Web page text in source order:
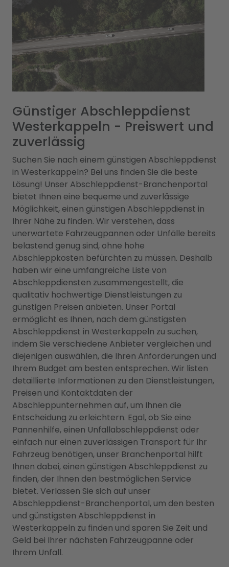
Günstiger Abschleppdienst
Westerkappeln - Preiswert und
zuverlässig
Suchen Sie nach einem günstigen Abschleppdienst
in Westerkappeln? Bei uns finden Sie die beste
Lösung! Unser Abschleppdienst-Branchenportal
bietet Ihnen eine bequeme und zuverlässige
Möglichkeit, einen günstigen Abschleppdienst in
Ihrer Nähe zu finden. Wir verstehen, dass
unerwartete Fahrzeugpannen oder Unfälle bereits
belastend genug sind, ohne hohe
Abschleppkosten befürchten zu müssen. Deshalb
haben wir eine umfangreiche Liste von
Abschleppdiensten zusammengestellt, die
qualitativ hochwertige Dienstleistungen zu
günstigen Preisen anbieten. Unser Portal
ermöglicht es Ihnen, nach dem günstigsten
Abschleppdienst in Westerkappeln zu suchen,
indem Sie verschiedene Anbieter vergleichen und
diejenigen auswählen, die Ihren Anforderungen und
Ihrem Budget am besten entsprechen. Wir listen
detaillierte Informationen zu den Dienstleistungen,
Preisen und Kontaktdaten der
Abschleppunternehmen auf, um Ihnen die
Entscheidung zu erleichtern. Egal, ob Sie eine
Pannenhilfe, einen Unfallabschleppdienst oder
einfach nur einen zuverlässigen Transport für Ihr
Fahrzeug benötigen, unser Branchenportal hilft
Ihnen dabei, einen günstigen Abschleppdienst zu
finden, der Ihnen den bestmöglichen Service
bietet. Verlassen Sie sich auf unser
Abschleppdienst-Branchenportal, um den besten
und günstigsten Abschleppdienst in
Westerkappeln zu finden und sparen Sie Zeit und
Geld bei Ihrer nächsten Fahrzeugpanne oder
Ihrem Unfall.